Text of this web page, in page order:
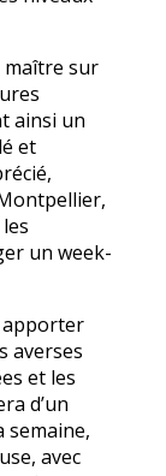
maître sur
ainsi un
et
un week-
apporter
averses
et les
d’un
semaine,
avec